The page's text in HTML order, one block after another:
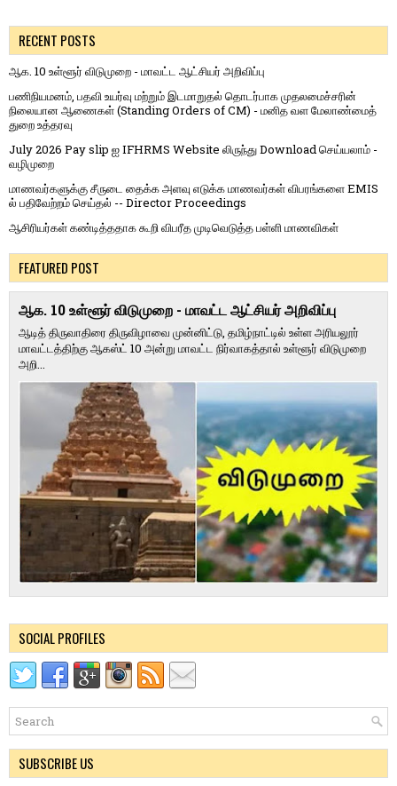
RECENT POSTS
ஆக. 10 உள்ளூர் விடுமுறை - மாவட்ட ஆட்சியர் அறிவிப்பு
பணிநியமனம், பதவி உயர்வு மற்றும் இடமாறுதல் தொடர்பாக முதலமைச்சரின்
நிலையான ஆணைகள் (Standing Orders of CM) - மனித வள மேலாண்மைத்
துறை உத்தரவு
July 2026 Pay slip ஐ IFHRMS Website லிருந்து Download செய்யலாம் -
வழிமுறை
மாணவர்களுக்கு சீருடை தைக்க அளவு எடுக்க மாணவர்கள் விபரங்களை EMIS
ல் பதிவேற்றம் செய்தல் -- Director Proceedings
ஆசிரியர்கள் கண்டித்ததாக கூறி விபரீத முடிவெடுத்த பள்ளி மாணவிகள்
FEATURED POST
ஆக. 10 உள்ளூர் விடுமுறை - மாவட்ட ஆட்சியர் அறிவிப்பு
ஆடித் திருவாதிரை திருவிழாவை முன்னிட்டு, தமிழ்நாட்டில் உள்ள அரியலூர்
மாவட்டத்திற்கு ஆகஸ்ட் 10 அன்று மாவட்ட நிர்வாகத்தால் உள்ளூர் விடுமுறை
அறி...
SOCIAL PROFILES
SUBSCRIBE US